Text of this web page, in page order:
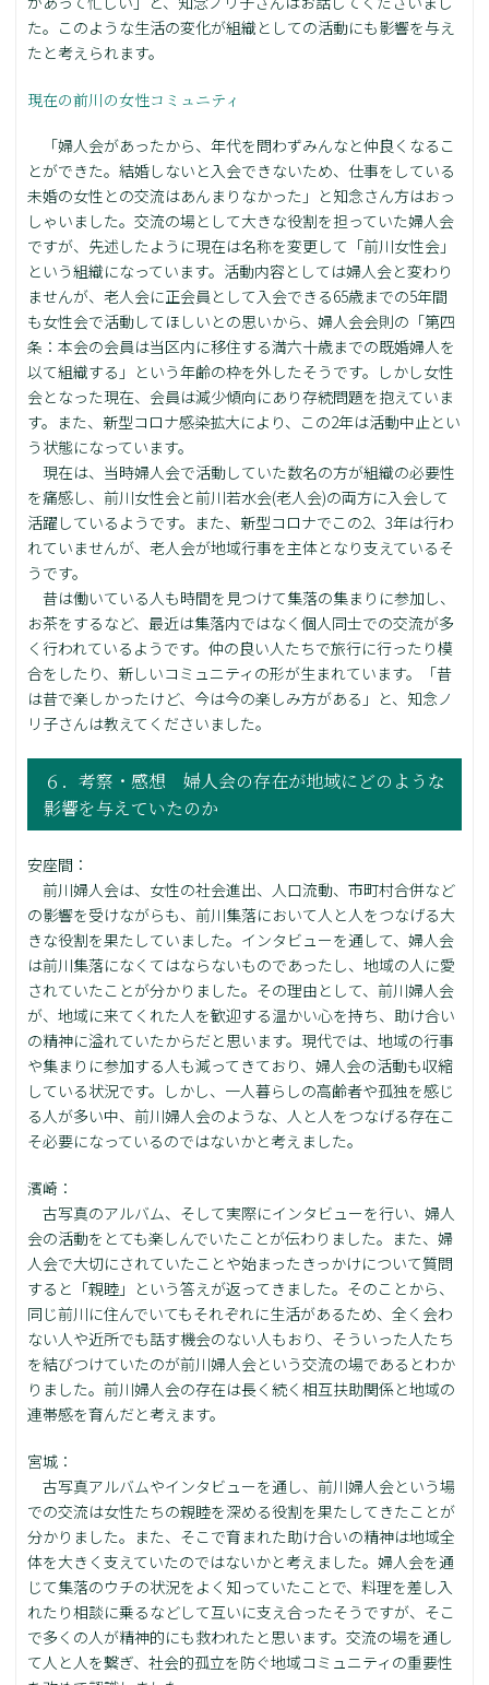
た。このような生活の変化が組織としての活動にも影響を与え
たと考えられます。
現在の前川の女性コミュニティ
「婦人会があったから、年代を問わずみんなと仲良くなるこ
とができた。結婚しないと入会できないため、仕事をしている
未婚の女性との交流はあんまりなかった」と知念さん方はおっ
しゃいました。交流の場として大きな役割を担っていた婦人会
ですが、先述したように現在は名称を変更して「前川女性会」
という組織になっています。活動内容としては婦人会と変わり
ませんが、老人会に正会員として入会できる65歳までの5年間
も女性会で活動してほしいとの思いから、婦人会会則の「第四
条：本会の会員は当区内に移住する満六十歳までの既婚婦人を
以て組織する」という年齢の枠を外したそうです。しかし女性
会となった現在、会員は減少傾向にあり存続問題を抱えていま
す。また、新型コロナ感染拡大により、この2年は活動中止とい
う状態になっています。
現在は、当時婦人会で活動していた数名の方が組織の必要性
を痛感し、前川女性会と前川若水会(老人会)の両方に入会して
活躍しているようです。また、新型コロナでこの2、3年は行わ
れていませんが、老人会が地域行事を主体となり支えているそ
うです。
昔は働いている人も時間を見つけて集落の集まりに参加し、
お茶をするなど、最近は集落内ではなく個人同士での交流が多
く行われているようです。仲の良い人たちで旅行に行ったり模
合をしたり、新しいコミュニティの形が生まれています。「昔
は昔で楽しかったけど、今は今の楽しみ方がある」と、知念ノ
リ子さんは教えてくださいました。
６．考察・感想 婦人会の存在が地域にどのような
影響を与えていたのか
安座間：
前川婦人会は、女性の社会進出、人口流動、市町村合併など
の影響を受けながらも、前川集落において人と人をつなげる大
きな役割を果たしていました。インタビューを通して、婦人会
は前川集落になくてはならないものであったし、地域の人に愛
されていたことが分かりました。その理由として、前川婦人会
が、地域に来てくれた人を歓迎する温かい心を持ち、助け合い
の精神に溢れていたからだと思います。現代では、地域の行事
や集まりに参加する人も減ってきており、婦人会の活動も収縮
している状況です。しかし、一人暮らしの高齢者や孤独を感じ
る人が多い中、前川婦人会のような、人と人をつなげる存在こ
そ必要になっているのではないかと考えました。
濱崎：
古写真のアルバム、そして実際にインタビューを行い、婦人
会の活動をとても楽しんでいたことが伝わりました。また、婦
人会で大切にされていたことや始まったきっかけについて質問
すると「親睦」という答えが返ってきました。そのことから、
同じ前川に住んでいてもそれぞれに生活があるため、全く会わ
ない人や近所でも話す機会のない人もおり、そういった人たち
を結びつけていたのが前川婦人会という交流の場であるとわか
りました。前川婦人会の存在は長く続く相互扶助関係と地域の
連帯感を育んだと考えます。
宮城：
古写真アルバムやインタビューを通し、前川婦人会という場
での交流は女性たちの親睦を深める役割を果たしてきたことが
分かりました。また、そこで育まれた助け合いの精神は地域全
体を大きく支えていたのではないかと考えました。婦人会を通
じて集落のウチの状況をよく知っていたことで、料理を差し入
れたり相談に乗るなどして互いに支え合ったそうですが、そこ
で多くの人が精神的にも救われたと思います。交流の場を通し
て人と人を繋ぎ、社会的孤立を防ぐ地域コミュニティの重要性